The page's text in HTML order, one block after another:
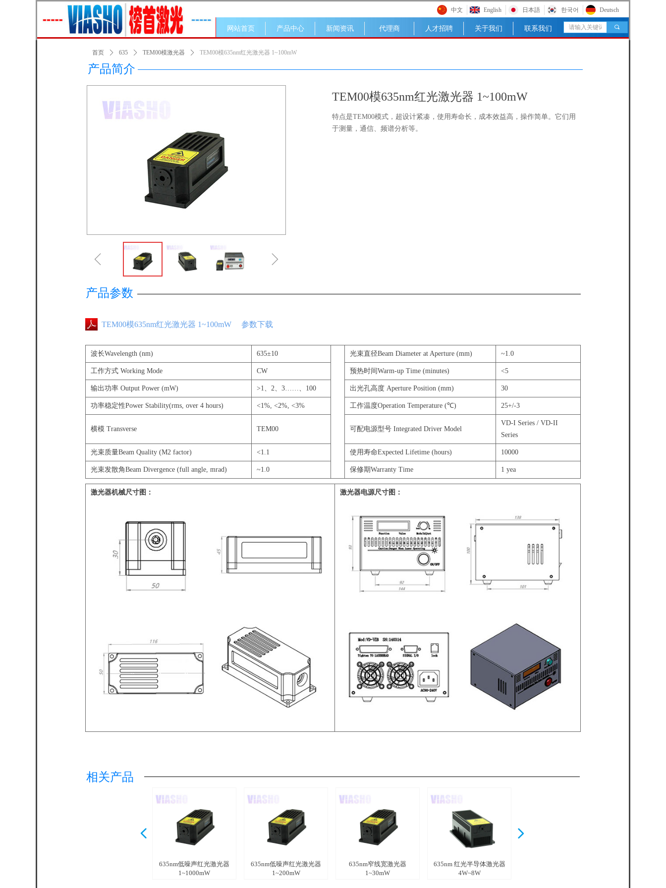
끠
网站首页 产品中心 新闻资讯 代理商 人才招聘 关于我们 联系我们
中文 English 日本語 한국어 Deutsch
TEM00模635nm红光激光器 1~100mW 参数下载
波长Wavelength (nm) 635±10 光束直径Beam Diameter at Aperture (mm) ~1.0
工作方式 Working Mode CW 预热时间Warm-up Time (minutes) <5
输出功率 Output Power (mW) >1、2、3……、100 出光孔高度 Aperture Position (mm) 30
功率稳定性Power Stability(rms, over 4 hours) <1%, <2%, <3% 工作温度Operation Temperature (℃) 25+/-3
横模 Transverse TEM00 可配电源型号 Integrated Driver Model
VD-I Series / VD-II
Series
光束质量Beam Quality (M2 factor) <1.1 使用寿命Expected Lifetime (hours) 10000
光束发散角Beam Divergence (full angle, mrad) ~1.0 保修期Warranty Time 1 yea
激光器机械尺寸图： 激光器电源尺寸图：
TEM00模635nm红光激光器 1~100mW
特点是TEM00模式，超设计紧凑，使用寿命长，成本效益高，操作简单。它们用
于测量，通信、频谱分析等。
635nm低噪声红光激光器
1~1000mW
635nm低噪声红光激光器
1~200mW
635nm窄线宽激光器
1~30mW
635nm 红光半导体激光器
4W~8W
넳 넲
相关产品
产品简介
首页 ꄲ 635 ꄲ TEM00模激光器 ꄲ TEM00模635nm红光激光器 1~100mW
产品参数
ꁆ ꁇ